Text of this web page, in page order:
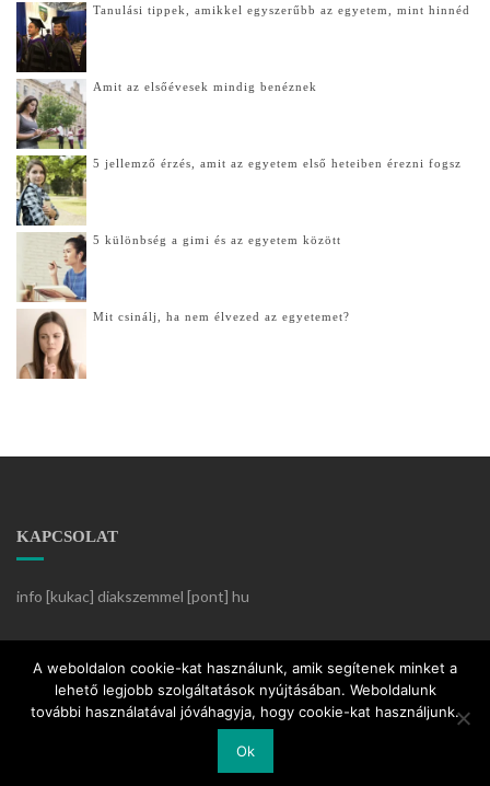
Tanulási tippek, amikkel egyszerűbb az egyetem, mint hinnéd
Amit az elsőévesek mindig benéznek
5 jellemző érzés, amit az egyetem első heteiben érezni fogsz
5 különbség a gimi és az egyetem között
Mit csinálj, ha nem élvezed az egyetemet?
KAPCSOLAT
info [kukac] diakszemmel [pont] hu
Készítette:KözösségiKlikk
A weboldalon cookie-kat használunk, amik segítenek minket a
lehető legjobb szolgáltatások nyújtásában. Weboldalunk
további használatával jóváhagyja, hogy cookie-kat használjunk.
Ok